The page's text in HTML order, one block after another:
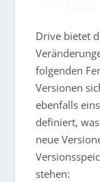
Drive bietet
folgenden
Versionen
ebenfalls
definiert,
neue
stehen: